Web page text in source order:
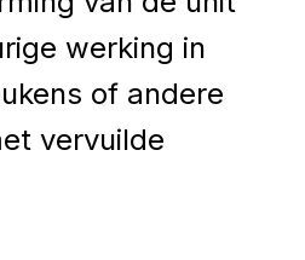
werking in
of andere
vervuilde